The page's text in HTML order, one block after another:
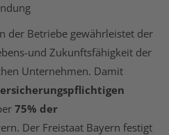
der Betriebe gewährleistet der
und Zukunftsfähigkeit der
Unternehmen. Damit
75% der
Der Freistaat Bayern festigt